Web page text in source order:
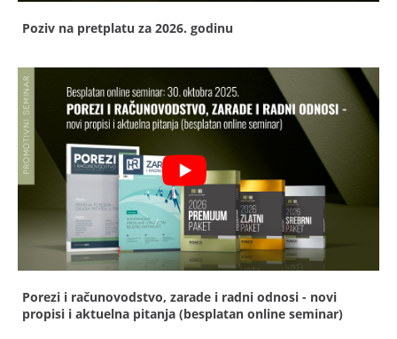
Poziv na pretplatu za 2026. godinu
Porezi i računovodstvo, zarade i radni odnosi - novi
propisi i aktuelna pitanja (besplatan online seminar)